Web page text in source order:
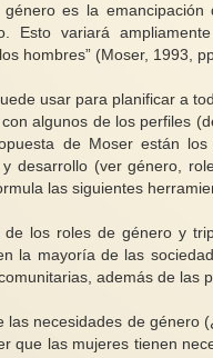
género es la
Esto variará
hombres” (Moser, 1993,
usar para planificar a
algunos de los perfiles
de Moser están
y desarrollo (ver género,
las siguientes
de los roles de género y
la mayoría de las
además de las
las necesidades de género
que las mujeres tienen